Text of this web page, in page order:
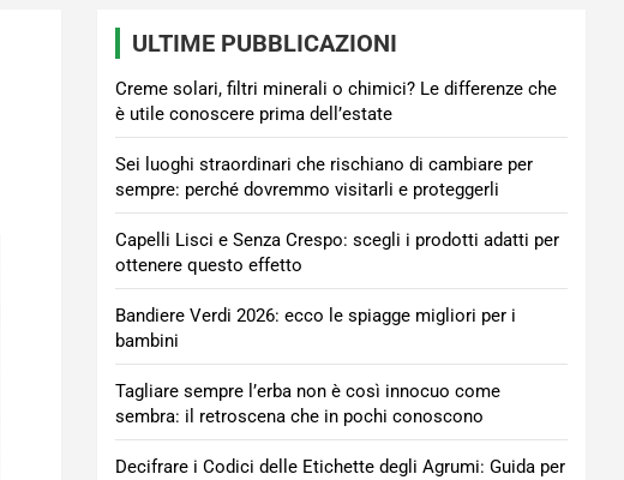
ULTIME PUBBLICAZIONI
Creme solari, filtri minerali o chimici? Le differenze che
è utile conoscere prima dell’estate
Sei luoghi straordinari che rischiano di cambiare per
sempre: perché dovremmo visitarli e proteggerli
Capelli Lisci e Senza Crespo: scegli i prodotti adatti per
ottenere questo effetto
Bandiere Verdi 2026: ecco le spiagge migliori per i
bambini
Tagliare sempre l’erba non è così innocuo come
sembra: il retroscena che in pochi conoscono
Decifrare i Codici delle Etichette degli Agrumi: Guida per